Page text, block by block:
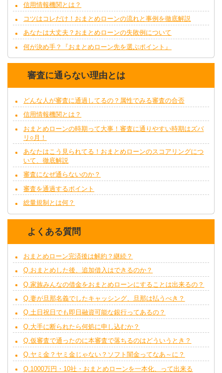
信用情報機関とは？
コツはコレだけ！おまとめローンの流れと事例を徹底解説
あなたは大丈夫？おまとめローンの失敗例について
何が決め手？『おまとめローン先を選ぶポイント』
審査に通らない理由とは
どんな人が審査に通過してるの？属性でみる審査の合否
信用情報機関とは？
おまとめローンの時期って大事！審査に通りやすい時期はズバ
リ○月！
あなたはこう見られてる！おまとめローンのスコアリングにつ
いて、徹底解説
審査になぜ通らないのか？
審査を通過するポイント
総量規制とは何？
よくある質問
おまとめローン完済後は解約？継続？
Q.おまとめした後、追加借入はできるのか？
Q.家族みんなの借金をおまとめローンにすることは出来るの？
Q.妻が旦那名義でしたキャッシング、旦那は払うべき？
Q.土日祝日でも即日融資可能な銀行ってあるの？
Q.大手に断られたら何処に申し込むか？
Q.仮審査で通ったのに本審査で落ちるのはどういうとき？
Q.ヤミ金？ヤミ金じゃない？ソフト闇金ってなあ～に？
Q.1000万円・10社・おまとめローンを一本化、って出来る